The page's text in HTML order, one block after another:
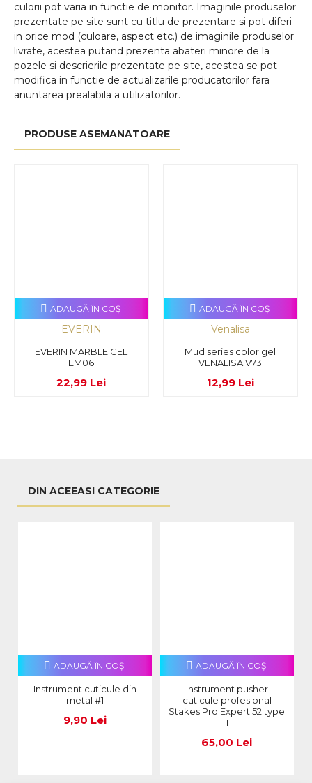
culorii pot varia in functie de monitor. Imaginile produselor
prezentate pe site sunt cu titlu de prezentare si pot diferi
in orice mod (culoare, aspect etc.) de imaginile produselor
livrate, acestea putand prezenta abateri minore de la
pozele si descrierile prezentate pe site, acestea se pot
modifica in functie de actualizarile producatorilor fara
anuntarea prealabila a utilizatorilor.
PRODUSE ASEMANATOARE
EVERIN
EVERIN MARBLE GEL
EM06
22,99 Lei
ADAUGĂ ÎN COŞ
Venalisa
Mud series color gel
VENALISA V73
12,99 Lei
ADAUGĂ ÎN COŞ
DIN ACEEASI CATEGORIE
Instrument cuticule din
metal #1
9,90 Lei
ADAUGĂ ÎN COŞ
Instrument pusher
cuticule profesional
Stakes Pro Expert 52 type
1
65,00 Lei
ADAUGĂ ÎN COŞ